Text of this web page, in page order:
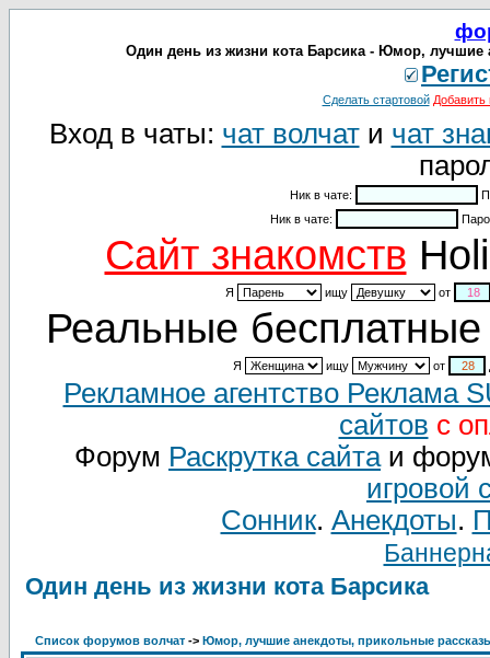
Один день из жизни кота Барсика - Юмор,
Сделать стартовой Добавить
Вход в чаты: чат волчати чат
Ник в чате:
Ник в чате:
Cайт знакомств
Я ищу от
Реальные бесплатные
Я ищу от
Рекламное агентство Реклама
сайтов с
Форум Раскрутка сайтаи
игровой
Сонник. Анекдоты.
Один день из жизни кота Барсика
Список форумов волчат -> Юмор, лучшие анекдоты, прикольные